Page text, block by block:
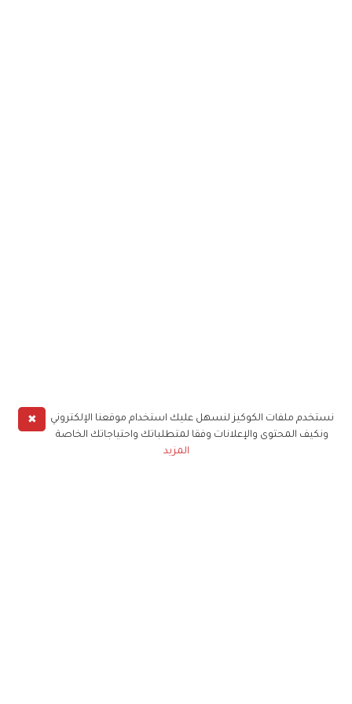
✖
نستخدم ملفات الكوكيز لنسهل عليك استخدام موقعنا الإلكتروني
ونكيف المحتوى والإعلانات وفقا لمتطلباتك واحتياجاتك الخاصة
المزيد